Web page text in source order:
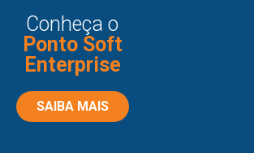
Conheça o
Ponto Soft
Enterprise
SAIBA MAIS